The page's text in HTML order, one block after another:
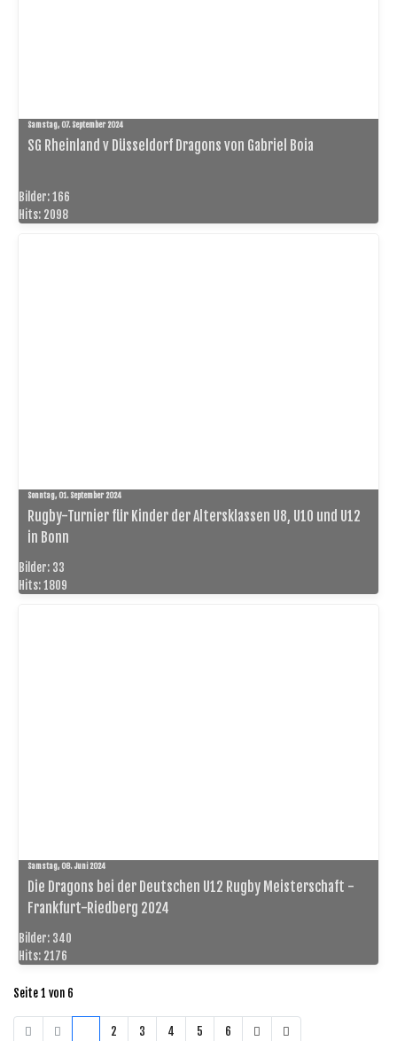
Samstag, 07. September 2024
SG Rheinland v Düsseldorf Dragons von Gabriel Boia
Bilder: 166
Hits: 2098
Sonntag, 01. September 2024
Rugby-Turnier für Kinder der Altersklassen U8, U10 und U12
in Bonn
Bilder: 33
Hits: 1809
Samstag, 08. Juni 2024
Die Dragons bei der Deutschen U12 Rugby Meisterschaft -
Frankfurt-Riedberg 2024
Bilder: 340
Hits: 2176
Seite 1 von 6
2 3 4 5 6